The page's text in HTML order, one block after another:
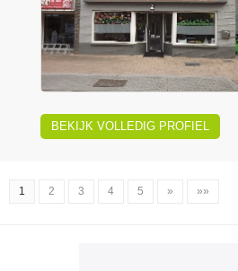
BEKIJK VOLLEDIG PROFIEL
1 2 3 4 5 » »»